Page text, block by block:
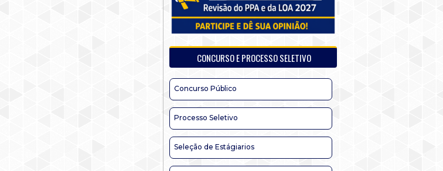
CONCURSO E PROCESSO SELETIVO
Concurso Público
Processo Seletivo
Seleção de Estágiarios